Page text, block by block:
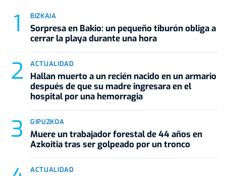
BIZKAIA
Sorpresa en Bakio: un pequeño tiburón obliga a
cerrar la playa durante una hora
ACTUALIDAD
Hallan muerto a un recién nacido en un armario
después de que su madre ingresara en el
hospital por una hemorragia
GIPUZKOA
Muere un trabajador forestal de 44 años en
Azkoitia tras ser golpeado por un tronco
ACTUALIDAD